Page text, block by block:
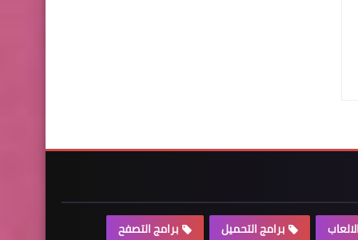
برامج التحميل
برامج التصفح